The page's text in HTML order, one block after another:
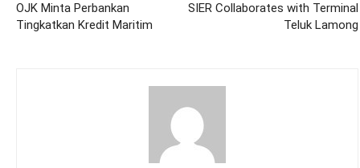
OJK Minta Perbankan
Tingkatkan Kredit Maritim
SIER Collaborates with Terminal
Teluk Lamong